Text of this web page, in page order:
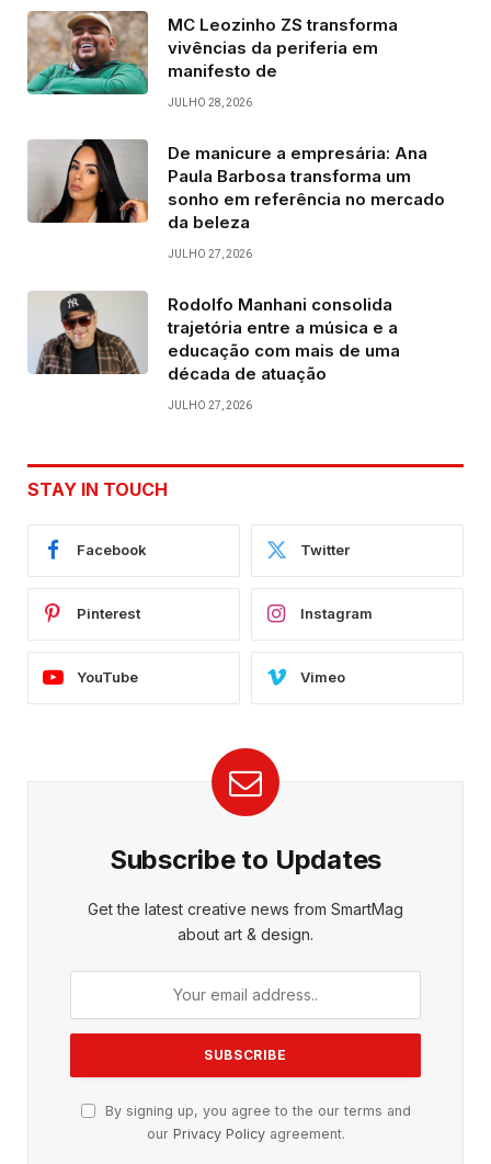
MC Leozinho ZS transforma
vivências da periferia em
manifesto de
JULHO 28, 2026
De manicure a empresária: Ana
Paula Barbosa transforma um
sonho em referência no mercado
da beleza
JULHO 27, 2026
Rodolfo Manhani consolida
trajetória entre a música e a
educação com mais de uma
década de atuação
JULHO 27, 2026
STAY IN TOUCH
Facebook Twitter
Pinterest Instagram
YouTube Vimeo
Subscribe to Updates
Get the latest creative news from SmartMag
about art & design.
By signing up, you agree to the our terms and
our Privacy Policyagreement.